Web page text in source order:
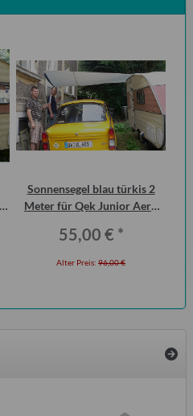
Sonnensegel blau türkis 2
Meter für Qek Junior Aero
55,00 € *
Alter Preis: 96,00 €